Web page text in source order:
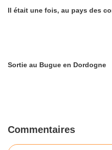
Il était une fois, au pays des
Sortie au Bugue en Dordogne
Commentaires